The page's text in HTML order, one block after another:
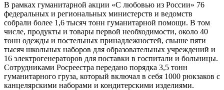
В рамках гуманитарной акции «С любовью из России» 76
федеральных и региональных министерств и ведомств
собрали более 1,6 тысяч тонн гуманитарной помощи. В том
числе, продукты и товары первой необходимости, около 40
тонн одежды и постельных принадлежностей, свыше пяти
тысяч школьных наборов для образовательных учреждений и
16 электрогенераторов для поставки в госпитали и больницы.
Сотрудниками Росреестра передано порядка 3,5 тонн
гуманитарного груза, который включал в себя 1000 рюкзаков с
канцелярскими наборами и кондитерскими изделиями.